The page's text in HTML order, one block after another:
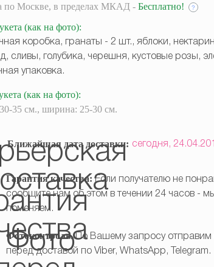
по Москве, в пределах МКАД - Бесплатно! ?
(как на фото):
коробка, гранаты - 2 шт., яблоки,
сливы, голубика, черешня, кустовые розы,
упаковка.
(как на фото):
35 см., ширина: 25-30 см.
Ближайшая дата доставки: сегодня,
Гарантия качества: Если получателю не
сообщите нам об этом в течении 24 часов -
поменяем.
Фотоконтроль.По Вашему запросу отправим
перед доставой по Viber, WhatsApp, Telegram.